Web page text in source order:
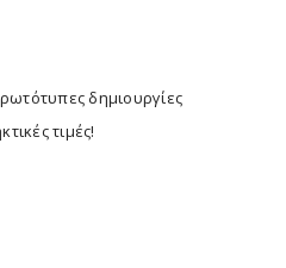
δημιουργίες
τιμές!